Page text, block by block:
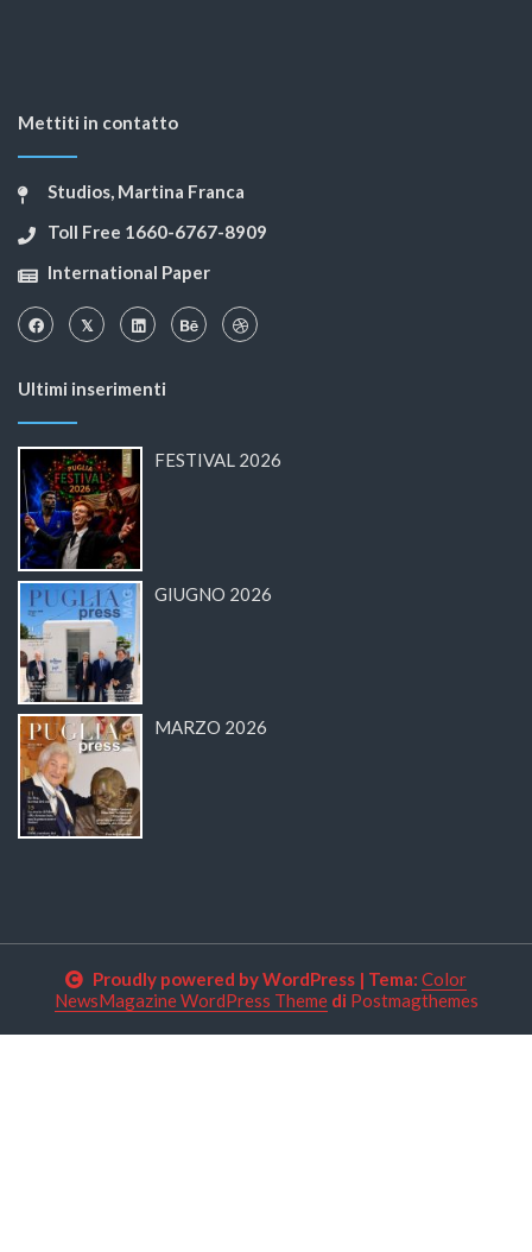
Mettiti in contatto
Studios, Martina Franca
Toll Free 1660-6767-8909
International Paper
Ultimi inserimenti
FESTIVAL 2026
GIUGNO 2026
MARZO 2026
Proudly powered by WordPress | Tema: Color
NewsMagazine WordPress Themedi Postmagthemes